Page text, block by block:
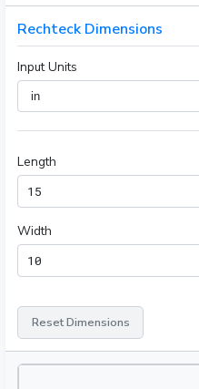
ANDERE TOOLS
Rechteck Dimensions
Input Units
Length
Width
Reset Dimensions